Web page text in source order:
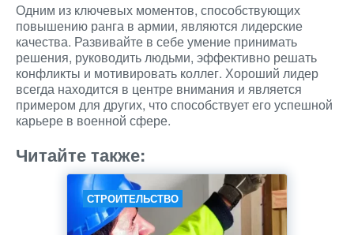
Одним из ключевых моментов, способствующих
повышению ранга в армии, являются лидерские
качества. Развивайте в себе умение принимать
решения, руководить людьми, эффективно решать
конфликты и мотивировать коллег. Хороший лидер
всегда находится в центре внимания и является
примером для других, что способствует его успешной
карьере в военной сфере.
Читайте также:
СТРОИТЕЛЬСТВО